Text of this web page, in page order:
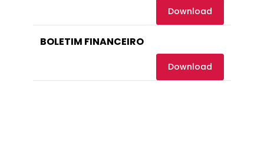
Download
BOLETIM FINANCEIRO
Download